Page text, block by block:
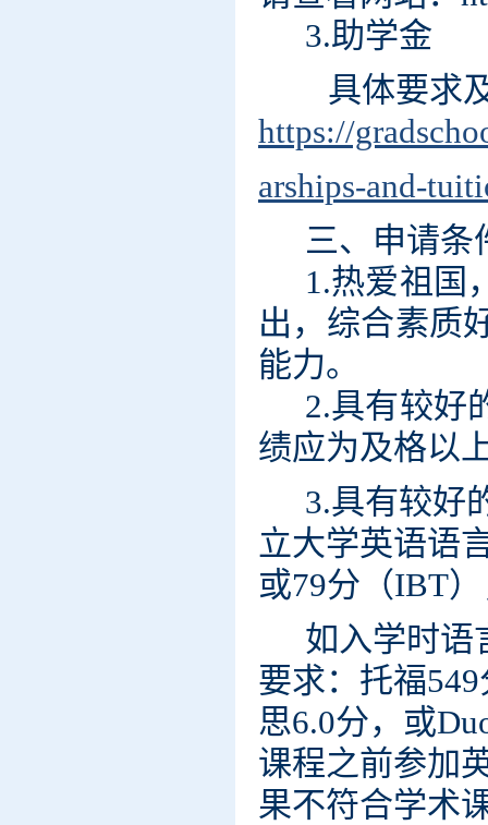
3.助学金
具体要求及
https://
arships-and-
三、申请条
1.热爱祖国
出，综合素质
能力。
2.具有较好
绩应为及格以
3.具有较好
立大学英语语
或79分（IBT
如入学时语
要求：托福
思6.0分，或
课程之前参加
果不符合学术